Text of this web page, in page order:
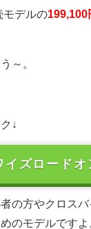
モデルの199,100
～。
↓
イズロードオ
の方やクロス
のモデルですよ